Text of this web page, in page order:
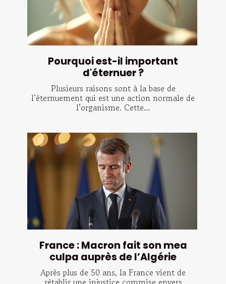
Pourquoi est-il important
d'éternuer ?
Plusieurs raisons sont à la base de
l’éternuement qui est une action normale de
l’organisme. Cette...
France : Macron fait son mea
culpa auprès de l’Algérie
Après plus de 50 ans, la France vient de